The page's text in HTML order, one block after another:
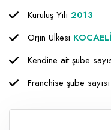
Kuruluş Yılı 2013
Orjin Ülkesi KOCAELİ
Kendine ait şube
Franchise şube sayısı